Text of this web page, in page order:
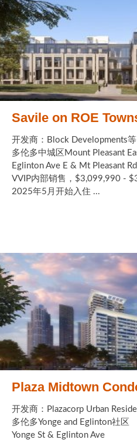
Savile on ROE
开发商：Block Developments等
多伦多中城区Mount Pleasant
Eglinton Ave E & Mt Pleasant Rd
VVIP内部销售，$3,099,990 -
2025年5月开始入住 ...
Plaza Midtown
开发商：Plazacorp Urban
多伦多Yonge and Eglinton社区
Yonge St & Eglinton Ave